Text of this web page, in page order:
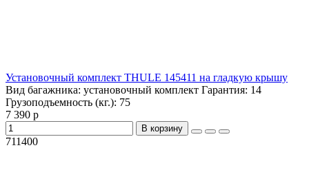
Установочный комплект THULE 145411 на гладкую крышу
Вид багажника: установочный комплект Гарантия: 14
Грузоподъемность (кг.): 75
7 390 р
В корзину
711400